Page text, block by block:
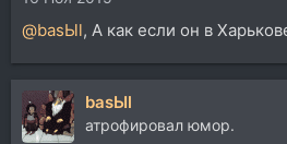
@basЫl, A как если он в
basЫl
атрофировал юмор.